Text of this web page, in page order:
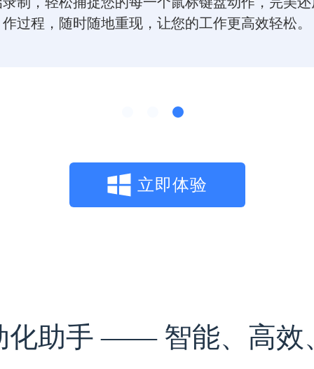
作过程，随时随地重现，让您的工作更高效轻松。
立即体验
化助手 —— 智能、高效